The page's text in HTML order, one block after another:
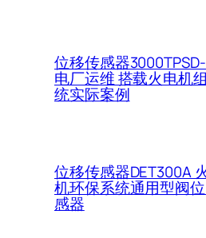
位移传感器
电厂运维 搭载火电机
统实际案例
位移传感器DET300A
机环保系统通用型阀
感器